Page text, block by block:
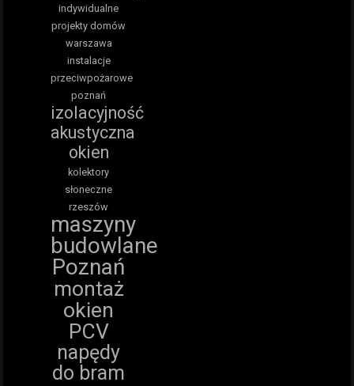
indywidualne
projekty domów
warszawa
instalacje
przeciwpożarowe
poznań
izolacyjność
akustyczna
okien
kolektory
słoneczne
rzeszów
maszyny
budowlane
Poznań
montaż
okien
PCV
napędy
do bram